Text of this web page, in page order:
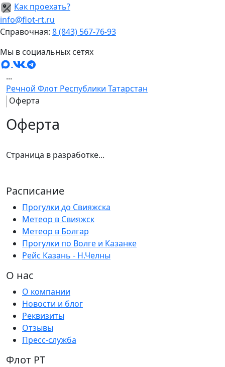
Как проехать?
info@flot-rt.ru
Справочная: 8 (843) 567-76-93
Мы в социальных сетях
...
Речной Флот Республики Татарстан
Оферта
Оферта
Страница в разработке...
Расписание
Прогулки до Свияжска
Метеор в Свияжск
Метеор в Болгар
Прогулки по Волге и Казанке
Рейс Казань - Н.Челны
О нас
О компании
Новости и блог
Реквизиты
Отзывы
Пресс-служба
Флот РТ